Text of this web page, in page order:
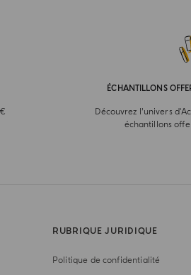
ÉCHANTILLONS
Découvrez l’univers
échantillons
RUBRIQUE JURIDIQUE
Politique de confidentialité